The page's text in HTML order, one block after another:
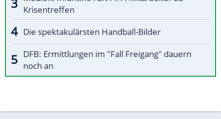
Krisentreffen
Die spektakulärsten Handball-Bilder
DFB: Ermittlungen im "Fall Freigang" dauern
noch an